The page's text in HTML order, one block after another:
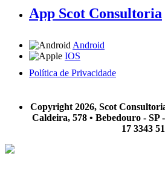
App Scot Consultoria
Android
IOS
Política de Privacidade
Copyright 2026, Scot
Caldeira, 578 • Bebedouro - SP
17 3343